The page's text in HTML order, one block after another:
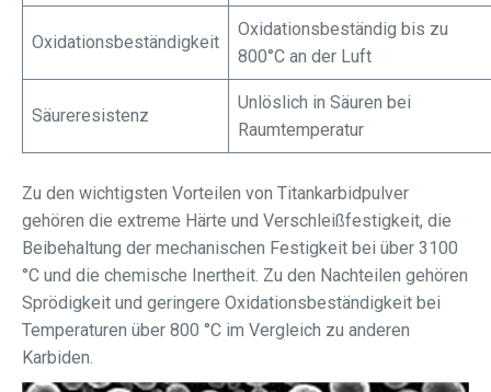
Oxidationsbeständigkeit
Oxidationsbeständig bis zu
800°C an der Luft
Säureresistenz
Unlöslich in Säuren bei
Raumtemperatur
Zu den wichtigsten Vorteilen von Titankarbidpulver
gehören die extreme Härte und Verschleißfestigkeit, die
Beibehaltung der mechanischen Festigkeit bei über 3100
°C und die chemische Inertheit. Zu den Nachteilen gehören
Sprödigkeit und geringere Oxidationsbeständigkeit bei
Temperaturen über 800 °C im Vergleich zu anderen
Karbiden.